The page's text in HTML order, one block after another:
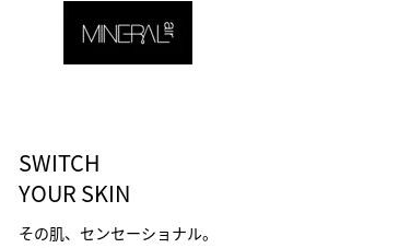
SWITCH
YOUR SKIN
その肌、センセーショナル。